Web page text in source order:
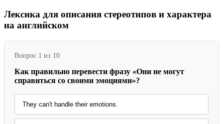
Лексика для описания стереотипов и характера
на английском
Вопрос 1 из 10
Как правильно перевести фразу «Они не могут
справиться со своими эмоциями»?
They can't handle their emotions.